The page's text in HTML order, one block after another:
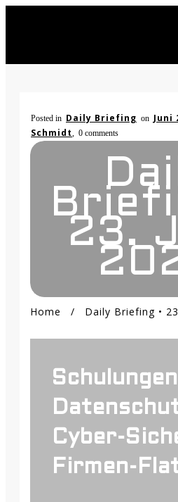
Posted in Daily Briefing on Juni
Schmidt
0 comments
23.
Home /
Cyber-
Firmen-